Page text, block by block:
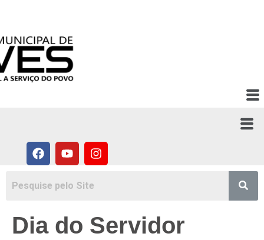
Ir para o
conteúdo
Dia do Servidor